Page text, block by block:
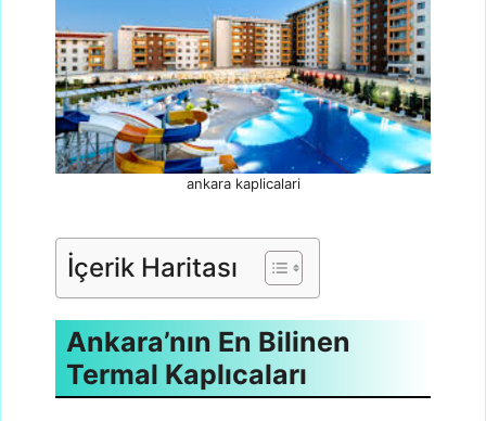
ankara kaplicalari
İçerik Haritası
Ankara’nın En Bilinen
Termal Kaplıcaları